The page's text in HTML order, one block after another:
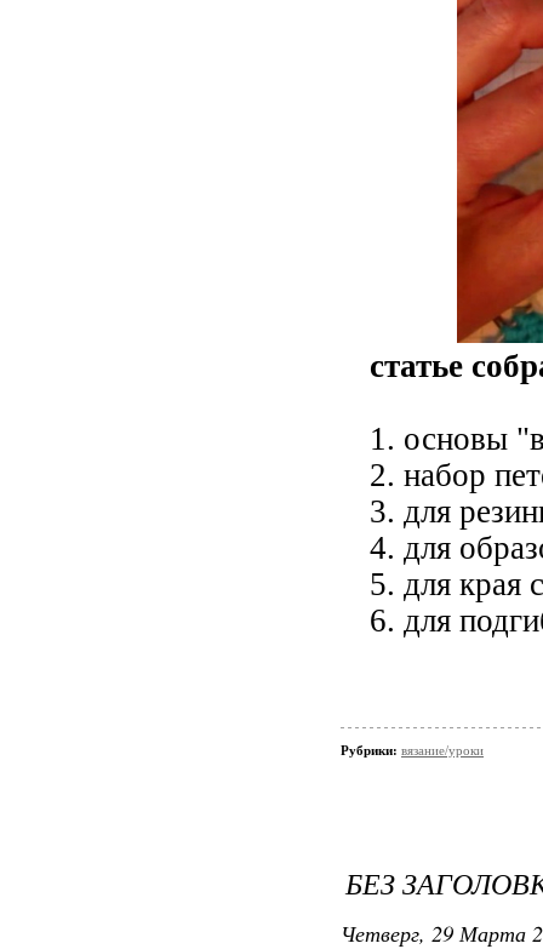
статье
1. основы
2. набор
3. для
4. для
5. для края
6. для
Рубрики: вязание/уроки
БЕЗ
Четверг, 29 Марта